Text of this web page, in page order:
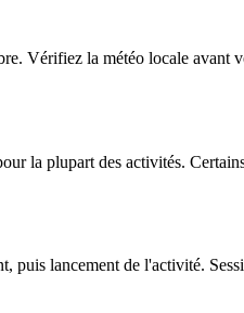
Vérifiez la météo locale
la plupart des activités.
lancement de l'activité.